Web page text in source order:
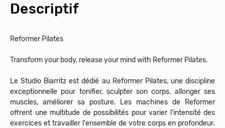
Descriptif
Reformer Pilates
Transform your body, release your mind with Reformer Pilates.
Le Studio Biarritz est dédié au Reformer Pilates, une discipline
exceptionnelle pour tonifier, sculpter son corps, allonger ses
muscles, améliorer sa posture. Les machines de Reformer
offrent une multitude de possibilités pour varier l'intensité des
exercices et travailler l'ensemble de votre corps en profondeur.